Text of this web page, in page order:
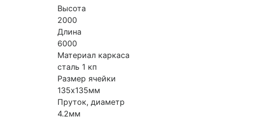
Высота
2000
Длина
6000
Материал каркаса
сталь 1 кп
Размер ячейки
135х135мм
Пруток, диаметр
4.2мм